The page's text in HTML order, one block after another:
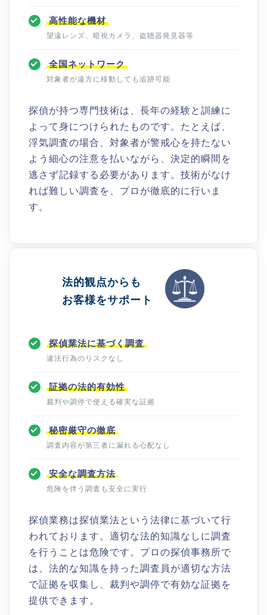
高性能な機材
望遠レンズ、暗視カメラ、盗聴器発見器等
全国ネットワーク
対象者が遠方に移動しても追跡可能
探偵が持つ専門技術は、長年の経験と訓練に
よって身につけられたものです。たとえば、
浮気調査の場合、対象者が警戒心を持たない
よう細心の注意を払いながら、決定的瞬間を
逃さず記録する必要があります。技術がなけ
れば難しい調査を、プロが徹底的に行いま
す。
法的観点からも
お客様をサポート
探偵業法に基づく調査
違法行為のリスクなし
証拠の法的有効性
裁判や調停で使える確実な証拠
秘密厳守の徹底
調査内容が第三者に漏れる心配なし
安全な調査方法
危険を伴う調査も安全に実行
探偵業務は探偵業法という法律に基づいて行
われております。適切な法的知識なしに調査
を行うことは危険です。プロの探偵事務所で
は、法的な知識を持った調査員が適切な方法
で証拠を収集し、裁判や調停で有効な証拠を
提供できます。